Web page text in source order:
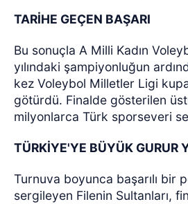
TARİHE GEÇEN BAŞARI
Bu sonuçla A Milli Kadın
yılındaki şampiyonluğun
kez Voleybol Milletler Ligi
götürdü. Finalde gösterilen
milyonlarca Türk sporseveri
TÜRKİYE'YE BÜYÜK GURUR
Turnuva boyunca başarılı bir
sergileyen Filenin Sultanları,